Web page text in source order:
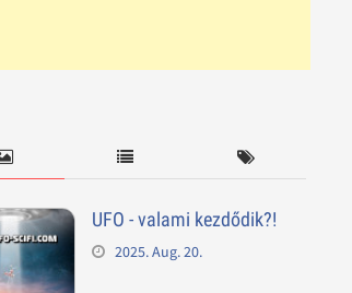
UFO - valami kezdődik?!
2025. Aug. 20.